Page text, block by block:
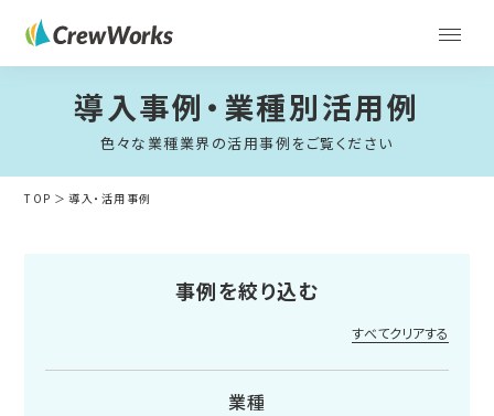
導入事例・業種別活用例
色々な業種業界の活用事例をご覧ください
TOP 導入・活用事例
事例を絞り込む
すべてクリアする
業種